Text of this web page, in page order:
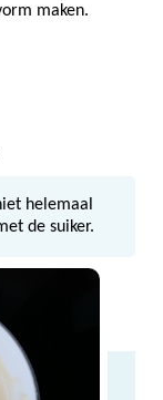
maken.
helemaal
de suiker.